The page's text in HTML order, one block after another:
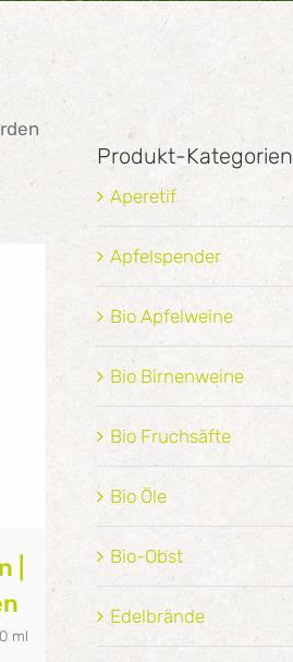
|
ml
Produkt-Kategorien
Aperetif
Apfelspender
Bio Apfelweine
Bio Birnenweine
Bio Fruchsäfte
Bio Öle
Bio-Obst
Edelbrände